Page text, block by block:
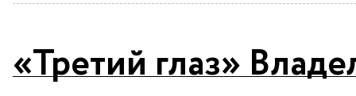
«Третий глаз»